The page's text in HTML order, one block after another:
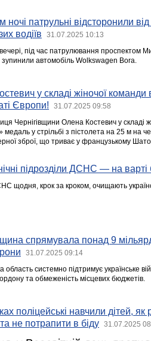
ночі патрульні відсторонили
водіїв
31.07.2025 10:13
під час патрулювання проспектом
зупинили автомобіль Wolkswagen Bora.
у складі жіночої
Європи!
31.07.2025 09:58
Чернігівщини Олена Костевич у складі
медаль у стрільбі з пістолета на 25 м на
зброї, що триває у французькому
підрозділи ДСНС — на варті
щодня, крок за кроком, очищають
спрямувала понад 9
31.07.2025 09:14
область системно підтримує українське
та обмеженість місцевих бюджетів.
поліцейські навчили дітей, як
не потрапити в біду
31.07.2025